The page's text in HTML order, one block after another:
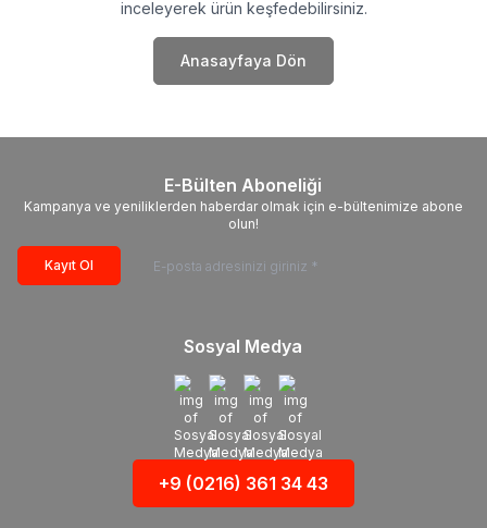
inceleyerek ürün keşfedebilirsiniz.
Anasayfaya Dön
E-Bülten Aboneliği
Kampanya ve yeniliklerden haberdar olmak için e-bültenimize abone
olun!
Kayıt Ol
Sosyal Medya
+9 (0216) 361 34 43